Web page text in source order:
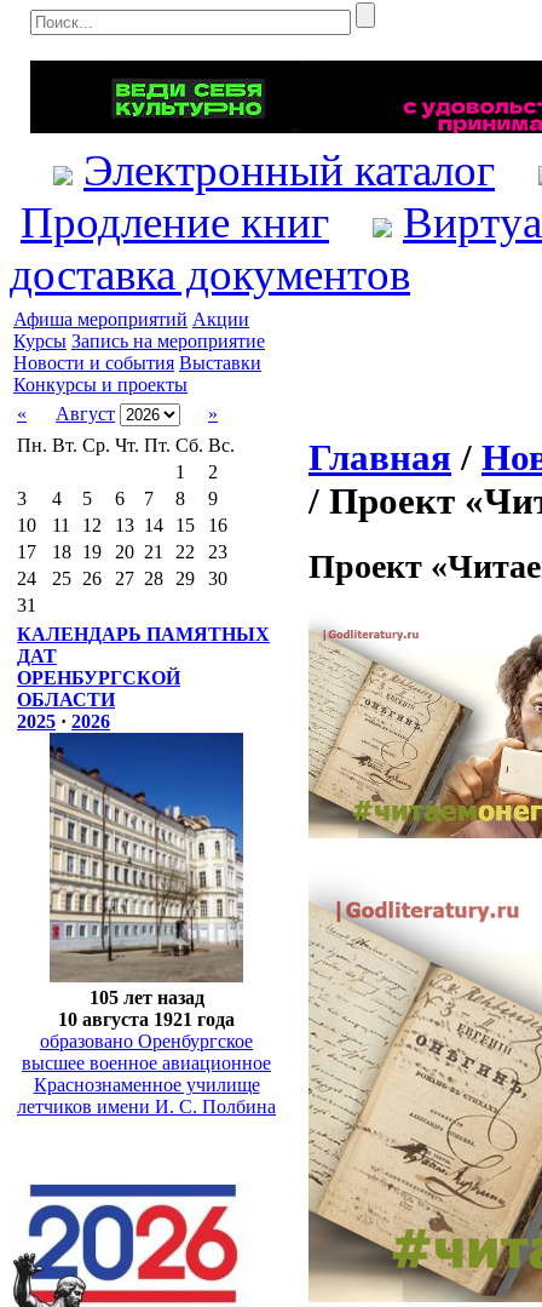
Электронный каталог
Продление книг
доставка документов
Афиша мероприятий Акции
Курсы Запись на мероприятие
Новости и события Выставки
Конкурсы и проекты
«
Август
»
Пн. Вт. Ср. Чт. Пт. Сб. Вс.
1
2
3
4 5 6 7 8
9
10
11 12 13 14 15
16
17
18 19 20 21 22
23
24
25 26 27 28 29
30
31
КАЛЕНДАРЬ ПАМЯТНЫХ
ДАТ
ОРЕНБУРГСКОЙ
ОБЛАСТИ
2025 · 2026
105 лет назад
10 августа 1921 года
образовано Оренбургское
высшее военное авиационное
Краснознаменное училище
летчиков имени И. С. Полбина
Главная /
/ Проект
Проект